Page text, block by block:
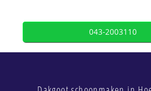
043-2003110